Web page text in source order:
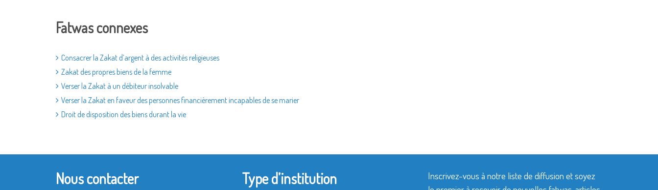
Fatwas connexes
Consacrer la Zakat d’argent à des activités religieuses
Zakat des propres biens de la femme
Verser la Zakat à un débiteur insolvable
Verser la Zakat en faveur des personnes financièrement incapables de se marier
Droit de disposition des biens durant la vie
Nous contacter Type d’institution
Inscrivez-vous à notre liste de diffusion et soyez